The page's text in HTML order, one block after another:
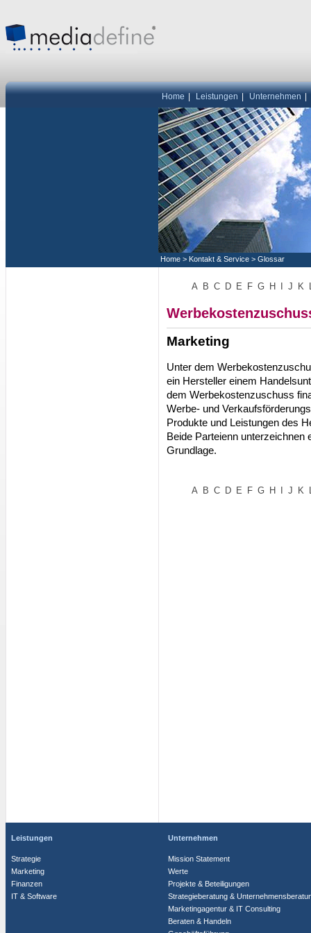
Home Leistungen Unternehmen
Home > Kontakt & Service > Glossar
A B C D E F G H J K
Marketing
Unter dem
ein Hersteller einem
dem Werbekostenzuschuss
Werbe- und
Produkte und Leistungen des
Beide Parteienn unterzeichnen
Grundlage.
A B C D E F G H J K
Leistungen
Strategie
Marketing
Finanzen
IT & Software
Unternehmen
Mission Statement
Werte
Projekte & Beteiligungen
Strategieberatung &
Marketingagentur & IT Consulting
Beraten & Handeln